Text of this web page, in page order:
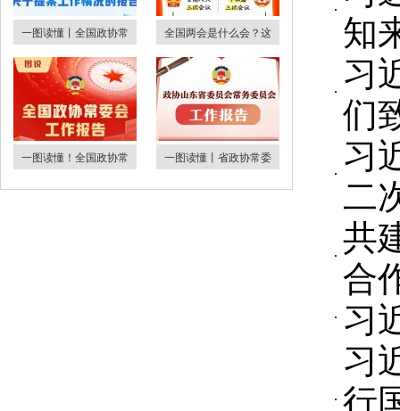
一图读懂丨全国政协常 全国两会是什么会？这
一图读懂！全国政协常 一图读懂丨省政协常委
知
习
们
习
二
共
合
习
习
行